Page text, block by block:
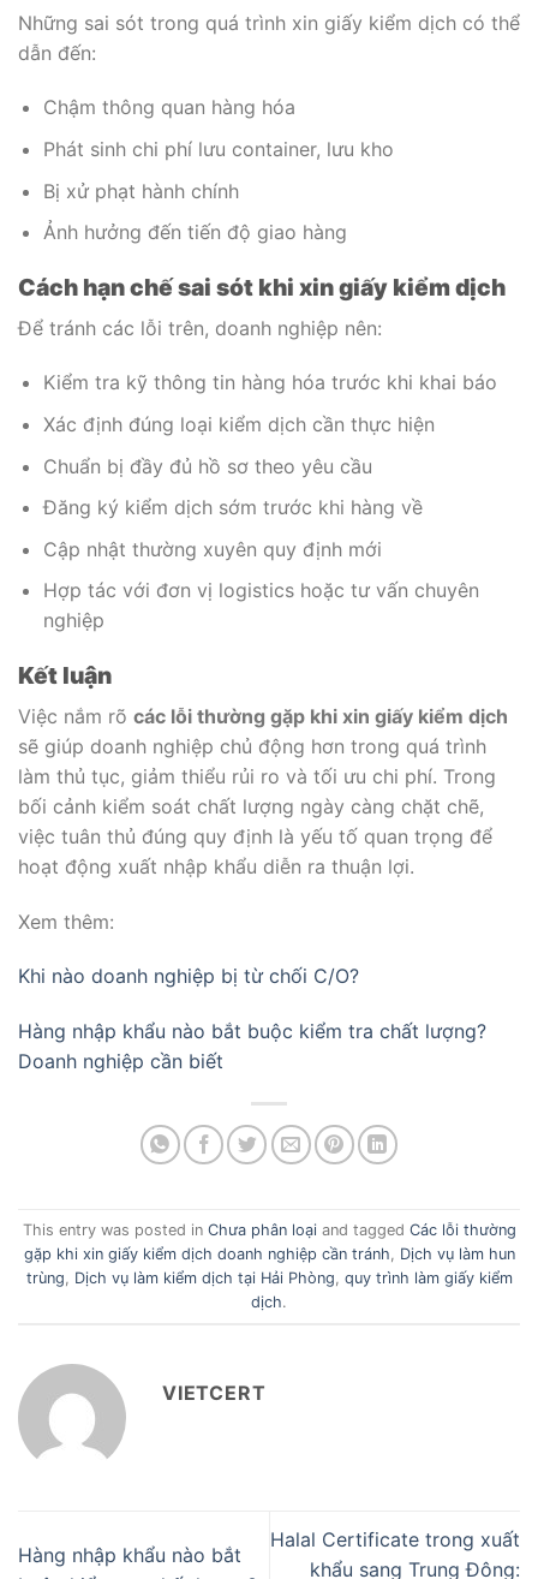
Những sai sót trong quá trình xin giấy kiểm dịch có thể
dẫn đến:
Chậm thông quan hàng hóa
Phát sinh chi phí lưu container, lưu kho
Bị xử phạt hành chính
Ảnh hưởng đến tiến độ giao hàng
Cách hạn chế sai sót khi xin giấy kiểm dịch
Để tránh các lỗi trên, doanh nghiệp nên:
Kiểm tra kỹ thông tin hàng hóa trước khi khai báo
Xác định đúng loại kiểm dịch cần thực hiện
Chuẩn bị đầy đủ hồ sơ theo yêu cầu
Đăng ký kiểm dịch sớm trước khi hàng về
Cập nhật thường xuyên quy định mới
Hợp tác với đơn vị logistics hoặc tư vấn chuyên
nghiệp
Kết luận
Việc nắm rõ các lỗi thường gặp khi xin giấy kiểm dịch
sẽ giúp doanh nghiệp chủ động hơn trong quá trình
làm thủ tục, giảm thiểu rủi ro và tối ưu chi phí. Trong
bối cảnh kiểm soát chất lượng ngày càng chặt chẽ,
việc tuân thủ đúng quy định là yếu tố quan trọng để
hoạt động xuất nhập khẩu diễn ra thuận lợi.
Xem thêm:
Khi nào doanh nghiệp bị từ chối C/O?
Hàng nhập khẩu nào bắt buộc kiểm tra chất lượng?
Doanh nghiệp cần biết
This entry was posted in Chưa phân loạiand tagged Các lỗi thường
gặp khi xin giấy kiểm dịch doanh nghiệp cần tránh
Dịch vụ làm hun
trùng
Dịch vụ làm kiểm dịch tại Hải Phòng quy trình làm giấy kiểm
dịch.
VIETCERT
Hàng nhập khẩu nào bắt
Halal Certificate trong xuất
khẩu sang Trung Đông: